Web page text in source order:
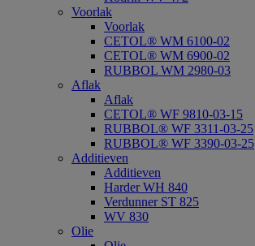
Voorlak
Voorlak
CETOL® WM 6100-02
CETOL® WM 6900-02
RUBBOL WM 2980-03
Aflak
Aflak
CETOL® WF 9810-03-15
RUBBOL® WF 3311-03-25
RUBBOL® WF 3390-03-25
Additieven
Additieven
Harder WH 840
Verdunner ST 825
WV 830
Olie